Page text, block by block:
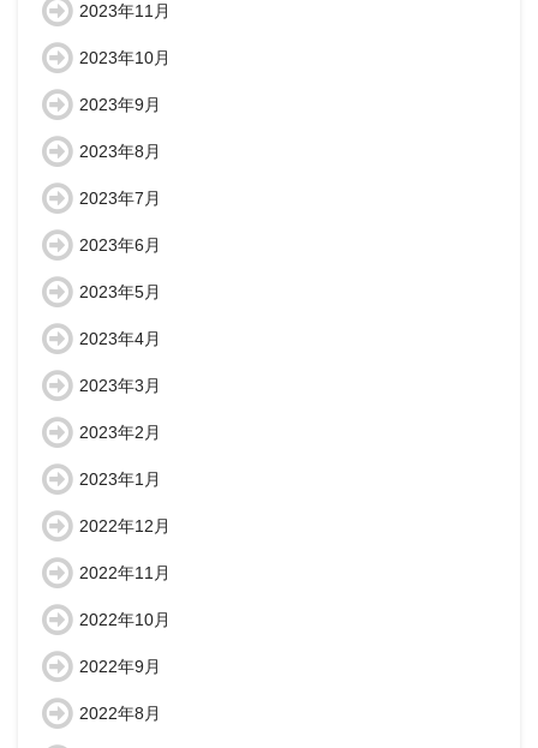
2023年11月
2023年10月
2023年9月
2023年8月
2023年7月
2023年6月
2023年5月
2023年4月
2023年3月
2023年2月
2023年1月
2022年12月
2022年11月
2022年10月
2022年9月
2022年8月